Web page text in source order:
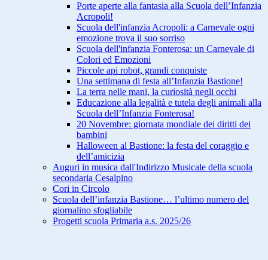
Porte aperte alla fantasia alla Scuola dell’Infanzia
Acropoli!
Scuola dell'infanzia Acropoli: a Carnevale ogni
emozione trova il suo sorriso
Scuola dell'infanzia Fonterosa: un Carnevale di
Colori ed Emozioni
Piccole api robot, grandi conquiste
Una settimana di festa all’Infanzia Bastione!
La terra nelle mani, la curiosità negli occhi
Educazione alla legalità e tutela degli animali alla
Scuola dell’Infanzia Fonterosa!
20 Novembre: giornata mondiale dei diritti dei
bambini
Halloween al Bastione: la festa del coraggio e
dell’amicizia
Auguri in musica dall'Indirizzo Musicale della scuola
secondaria Cesalpino
Cori in Circolo
Scuola dell’infanzia Bastione… l’ultimo numero del
giornalino sfogliabile
Progetti scuola Primaria a.s. 2025/26